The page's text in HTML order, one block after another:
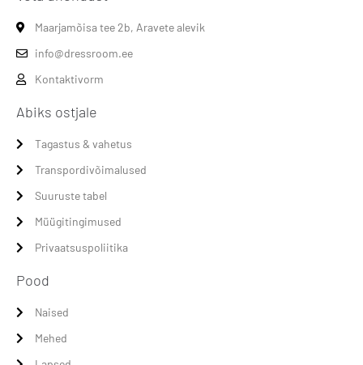
Maarjamõisa tee 2b, Aravete alevik
info@dressroom.ee
Kontaktivorm
Abiks ostjale
Tagastus & vahetus
Transpordivõimalused
Suuruste tabel
Müügitingimused
Privaatsuspoliitika
Pood
Naised
Mehed